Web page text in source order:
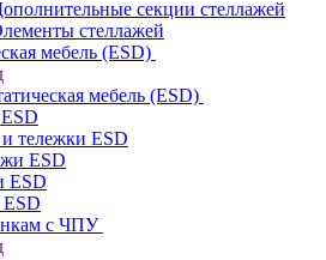
секции стеллажей
стеллажей
мебель (ESD)
мебель (ESD)
тележки ESD
ESD
ESD
ESD
с ЧПУ